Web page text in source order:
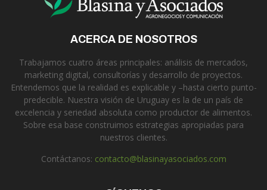
ACERCA DE NOSOTROS
Trabajamos cuatro áreas principales: análisis de mercados,
marketing digital, consultorías y desarrollo de proyectos.
Entendemos que la realidad es explicable y –hasta cierto punto-
predecible. Nuestra visión de Uruguay es la de un país de
excelencia y seriedad absoluta como productor de alimentos.
Sobre esa base construimos estrategias apropiadas para
nuestros clientes.
Contáctanos: contacto@blasinayasociados.com